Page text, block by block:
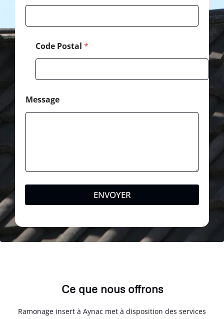
Code Postal *
Message
ENVOYER
Ce que nous offrons
Ramonage insert à Aynac met à disposition des services